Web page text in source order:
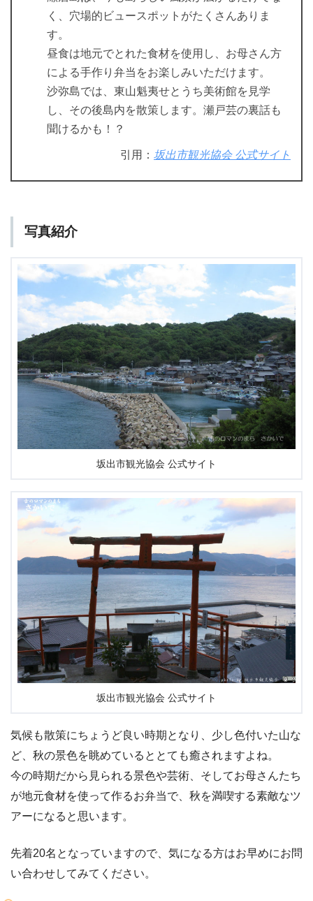
く、穴場的ビュースポットがたくさんありま
す。
昼食は地元でとれた食材を使用し、お母さん方
による手作り弁当をお楽しみいただけます。
沙弥島では、東山魁夷せとうち美術館を見学
し、その後島内を散策します。瀬戸芸の裏話も
聞けるかも！？
引用： 坂出市観光協会 公式サイト
写真紹介
坂出市観光協会 公式サイト
坂出市観光協会 公式サイト
気候も散策にちょうど良い時期となり、少し色付いた山な
ど、秋の景色を眺めているととても癒されますよね。
今の時期だから見られる景色や芸術、そしてお母さんたち
が地元食材を使って作るお弁当で、秋を満喫する素敵なツ
アーになると思います。
先着20名となっていますので、気になる方はお早めにお問
い合わせしてみてください。